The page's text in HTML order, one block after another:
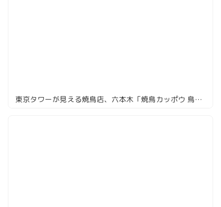
東京タワーが見える焼鳥店、六本木「焼鳥カッポウ 鳥耀」